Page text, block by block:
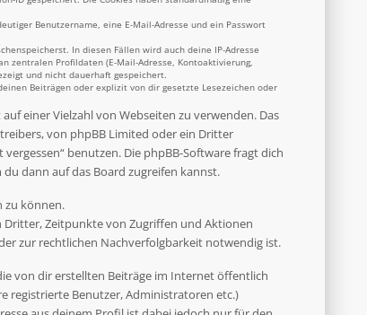
Benutzername, eine E-Mail-Adresse und ein Passwort
In diesen Fällen wird auch deine IP-Adresse
zentralen Profildaten (E-Mail-Adresse, Kontoaktivierung,
und nicht dauerhaft gespeichert.
Beiträgen oder explizit von dir gesetzte Lesezeichen oder
einer Vielzahl von Webseiten zu verwenden. Das
von phpBB Limited oder ein Dritter
benutzen. Die phpBB-Software fragt dich
dann auf das Board zugreifen kannst.
zu können.
Dritter, Zeitpunkte von Zugriffen und Aktionen
zur rechtlichen Nachverfolgbarkeit notwendig ist.
von dir erstellten Beiträge im Internet öffentlich
registrierte Benutzer, Administratoren etc.)